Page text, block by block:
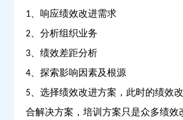
1 、响应绩效改进需求
2 、分析组织业务
3 、绩效差距分析
4 、探索影响因素及根源
5 、选择绩效改进方案，此时的绩效
合解决方案，培训方案只是众多绩效